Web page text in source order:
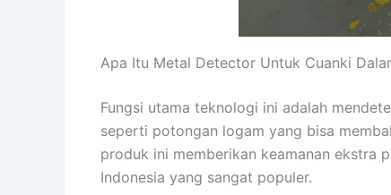
Apa Itu Metal Detector Untuk Cuanki
Fungsi utama teknologi ini adalah
seperti potongan logam yang bisa
produk ini memberikan keamanan ekstra
Indonesia yang sangat populer.